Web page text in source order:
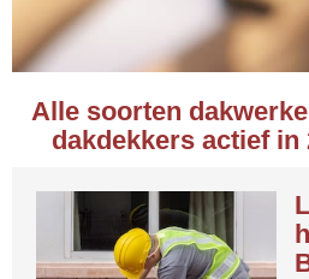
Alle soorten
dakdekkers actief in